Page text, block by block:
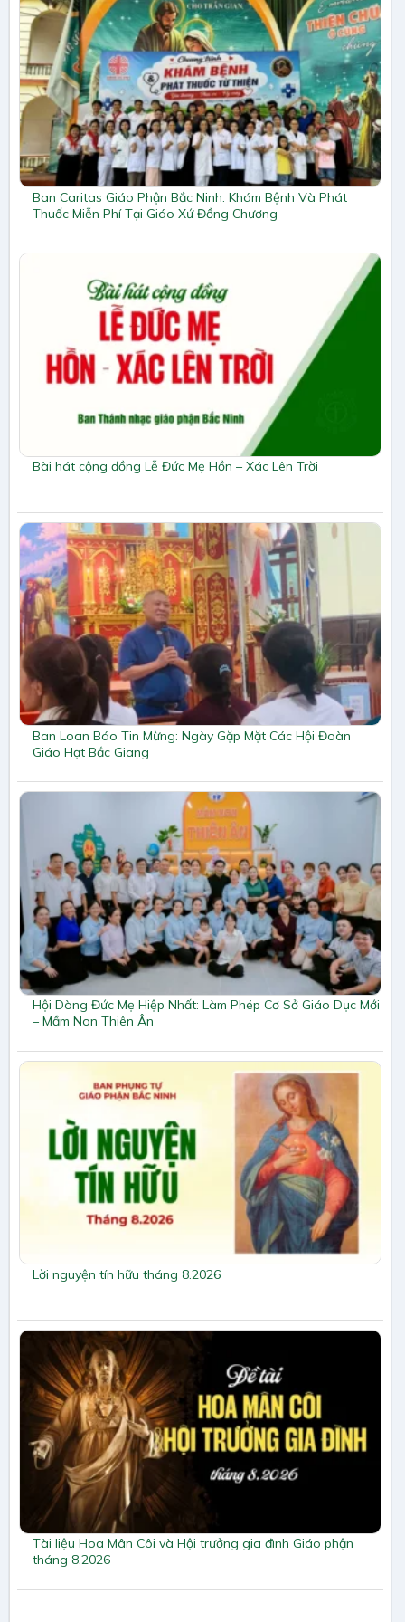
Ban Caritas Giáo Phận Bắc Ninh: Khám Bệnh Và Phát
Thuốc Miễn Phí Tại Giáo Xứ Đồng Chương
Bài hát cộng đồng Lễ Đức Mẹ Hồn – Xác Lên Trời
Ban Loan Báo Tin Mừng: Ngày Gặp Mặt Các Hội Đoàn
Giáo Hạt Bắc Giang
Hội Dòng Đức Mẹ Hiệp Nhất: Làm Phép Cơ Sở Giáo Dục Mới
– Mầm Non Thiên Ân
Lời nguyện tín hữu tháng 8.2026
Tài liệu Hoa Mân Côi và Hội trưởng gia đình Giáo phận
tháng 8.2026